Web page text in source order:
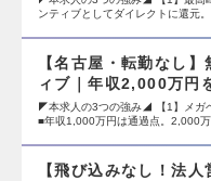
ンティブとしてダイレクトに還元
【名古屋・転勤なし
ィブ｜年収2,000万円
◤本求人の3つの強み◢ 【1】メガ
■年収1,000万円は通過点。2,000
【飛び込みなし！法